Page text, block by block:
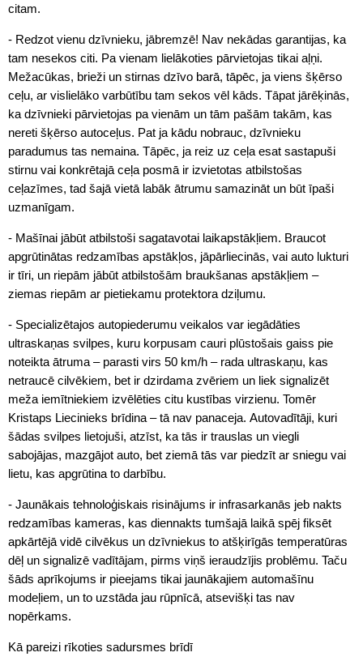
citam.
- Redzot vienu dzīvnieku, jābremzē! Nav nekādas garantijas, ka
tam nesekos citi. Pa vienam lielākoties pārvietojas tikai aļņi.
Mežacūkas, brieži un stirnas dzīvo barā, tāpēc, ja viens šķērso
ceļu, ar vislielāko varbūtību tam sekos vēl kāds. Tāpat jārēķinās,
ka dzīvnieki pārvietojas pa vienām un tām pašām takām, kas
nereti šķērso autoceļus. Pat ja kādu nobrauc, dzīvnieku
paradumus tas nemaina. Tāpēc, ja reiz uz ceļa esat sastapuši
stirnu vai konkrētajā ceļa posmā ir izvietotas atbilstošas
ceļazīmes, tad šajā vietā labāk ātrumu samazināt un būt īpaši
uzmanīgam.
- Mašīnai jābūt atbilstoši sagatavotai laikapstākļiem. Braucot
apgrūtinātas redzamības apstākļos, jāpārliecinās, vai auto lukturi
ir tīri, un riepām jābūt atbilstošām braukšanas apstākļiem –
ziemas riepām ar pietiekamu protektora dziļumu.
- Specializētajos autopiederumu veikalos var iegādāties
ultraskaņas svilpes, kuru korpusam cauri plūstošais gaiss pie
noteikta ātruma – parasti virs 50 km/h – rada ultraskaņu, kas
netraucē cilvēkiem, bet ir dzirdama zvēriem un liek signalizēt
meža iemītniekiem izvēlēties citu kustības virzienu. Tomēr
Kristaps Liecinieks brīdina – tā nav panaceja. Autovadītāji, kuri
šādas svilpes lietojuši, atzīst, ka tās ir trauslas un viegli
sabojājas, mazgājot auto, bet ziemā tās var piedzīt ar sniegu vai
lietu, kas apgrūtina to darbību.
- Jaunākais tehnoloģiskais risinājums ir infrasarkanās jeb nakts
redzamības kameras, kas diennakts tumšajā laikā spēj fiksēt
apkārtējā vidē cilvēkus un dzīvniekus to atšķirīgās temperatūras
dēļ un signalizē vadītājam, pirms viņš ieraudzījis problēmu. Taču
šāds aprīkojums ir pieejams tikai jaunākajiem automašīnu
modeļiem, un to uzstāda jau rūpnīcā, atsevišķi tas nav
nopērkams.
Kā pareizi rīkoties sadursmes brīdī